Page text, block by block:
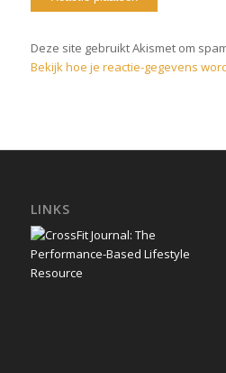
Deze site gebruikt Akismet om
Bekijk hoe je reactie-gegevens
LINKS